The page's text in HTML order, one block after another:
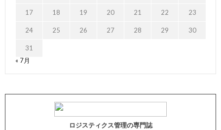
17 18 19 20 21 22 23
24 25 26 27 28 29 30
31
« 7月
ロジスティクス管理の専門誌